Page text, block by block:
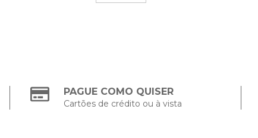
PAGUE COMO QUISER
Cartões de crédito ou à vista